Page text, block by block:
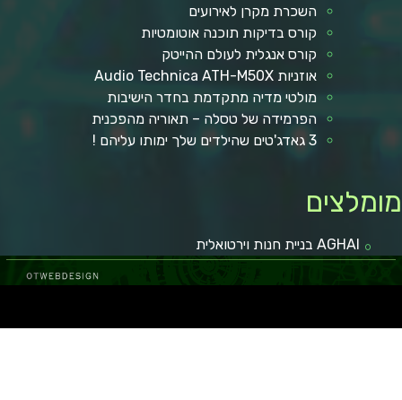
השכרת מקרן לאירועים
קורס בדיקות תוכנה אוטומטיות
קורס אנגלית לעולם ההייטק
אוזניות Audio Technica ATH-M50X
מולטי מדיה מתקדמת בחדר הישיבות
הפרמידה של טסלה – תאוריה מהפכנית
3 גאדג'טים שהילדים שלך ימותו עליהם !
AGHAI בניית חנות וירטואלית